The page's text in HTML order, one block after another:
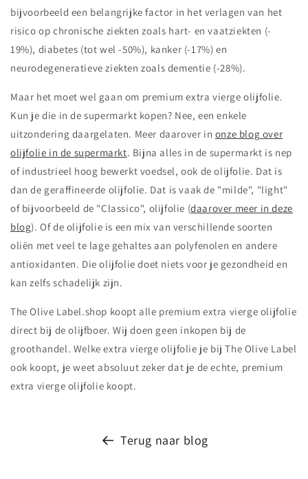
bijvoorbeeld een belangrijke factor in het verlagen van het
risico op chronische ziekten zoals hart- en vaatziekten (-
19%), diabetes (tot wel -50%), kanker (-17%) en
neurodegeneratieve ziekten zoals dementie (-28%).
Maar het moet wel gaan om premium extra vierge olijfolie.
Kun je die in de supermarkt kopen? Nee, een enkele
uitzondering daargelaten. Meer daarover in onze blog over
olijfolie in de supermarkt. Bijna alles in de supermarkt is nep
of industrieel hoog bewerkt voedsel, ook de olijfolie. Dat is
dan de geraffineerde olijfolie. Dat is vaak de "milde", "light"
of bijvoorbeeld de "Classico", olijfolie (daarover meer in deze
blog). Of de olijfolie is een mix van verschillende soorten
oliën met veel te lage gehaltes aan polyfenolen en andere
antioxidanten. Die olijfolie doet niets voor je gezondheid en
kan zelfs schadelijk zijn.
The Olive Label.shop koopt alle premium extra vierge olijfolie
direct bij de olijfboer. Wij doen geen inkopen bij de
groothandel. Welke extra vierge olijfolie je bij The Olive Label
ook koopt, je weet absoluut zeker dat je de echte, premium
extra vierge olijfolie koopt.
Terug naar blog